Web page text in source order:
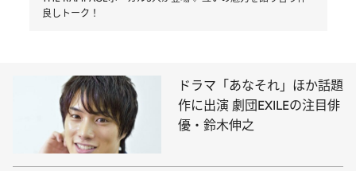
良しトーク！
ドラマ「あなそれ」ほか話題
作に出演 劇団EXILEの注目俳
優・鈴木伸之